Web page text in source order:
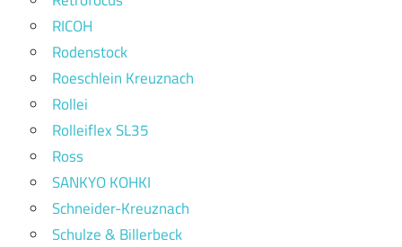
RICOH
Rodenstock
Roeschlein Kreuznach
Rollei
Rolleiflex SL35
Ross
SANKYO KOHKI
Schneider-Kreuznach
Schulze & Billerbeck